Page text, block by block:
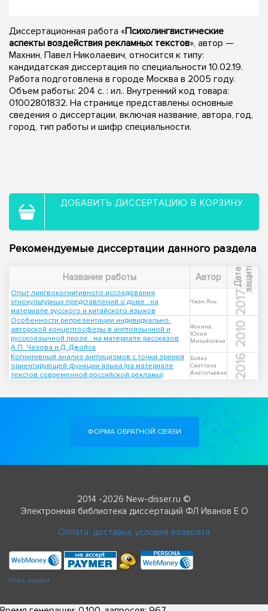
Диссертационная работа «Психолингвистические
аспекты воздействия рекламных текстов», автор —
Махнин, Павел Николаевич, относится к типу:
кандидатская диссертация по специальности 10.02.19.
Работа подготовлена в городе Москва в 2005 году.
Объем работы: 204 с. : ил.. Внутренний код товара:
01002801832. На странице представлены основные
сведения о диссертации, включая название, автора, год,
город, тип работы и шифр специальности.
ДОБАВИТЬ ДИССЕРТАЦИЮ В КОРЗИНУ
Рекомендуемые диссертации данного раздела
Название работы Автор Д
а
т
а
з
а
щ
и
т ы
Опыт лингвокогнитивного исследования
этнокультурных представлений о доме : на
материале русского и китайского языков
Чжан Янь 2017
Особенности репрезентации индивидуально-
авторской концептосферы в англоязычной и
русскоязычной прозе : на материале рассказов
А.П. Чехова и Д. Джойса
Фокина,
Юлия
Михайловна
2010
Когнитивный анализ англицизмов с точки зрения
ориентирующей функции языка (на материале
текстов современной российской рекламы)
Бойко
Светлана
Анатольевна
2016
ФОРМА ОБРАТНОЙ СВЯЗИ
2014 -2026 New-disser.ru ©
Электронная библиотека диссертаций ФЛ Иванов Е О
Оплата, доставка, условия возврата
Check passport